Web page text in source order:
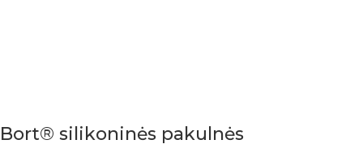
Bort® silikoninės pakulnės